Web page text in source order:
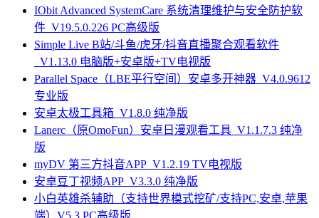
IObit Advanced SystemCare 系统清理维护与安全防护软
件_V19.5.0.226 PC高级版
Simple Live B站/斗鱼/虎牙/抖音直播聚合观看软件
_V1.13.0 电脑版+安卓版+TV电视版
Parallel Space（LBE平行空间）安卓多开神器_V4.0.9612
专业版
安卓太极工具箱_V1.8.0 纯净版
Lanerc（原OmoFun）安卓日漫观看工具_V1.1.7.3 纯净
版
myDV 第三方抖音APP_V1.2.19 TV电视版
安卓豆丁视频APP_V3.3.0 纯净版
小白英雄杀辅助（支持世界模式挖矿/支持PC,安卓,苹果
端）V5.3 PC高级版